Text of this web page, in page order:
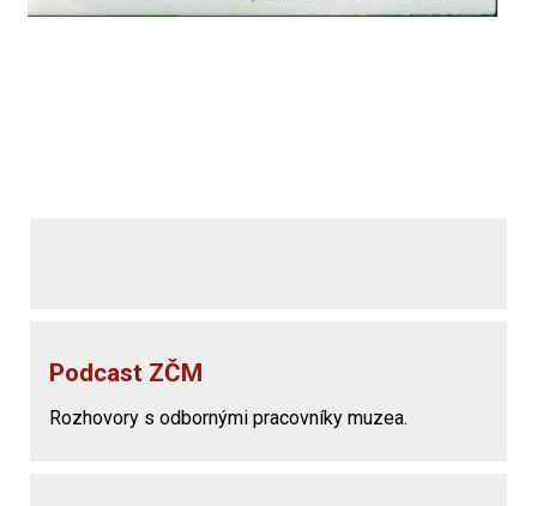
Podcast ZČM
Rozhovory s odbornými pracovníky muzea.